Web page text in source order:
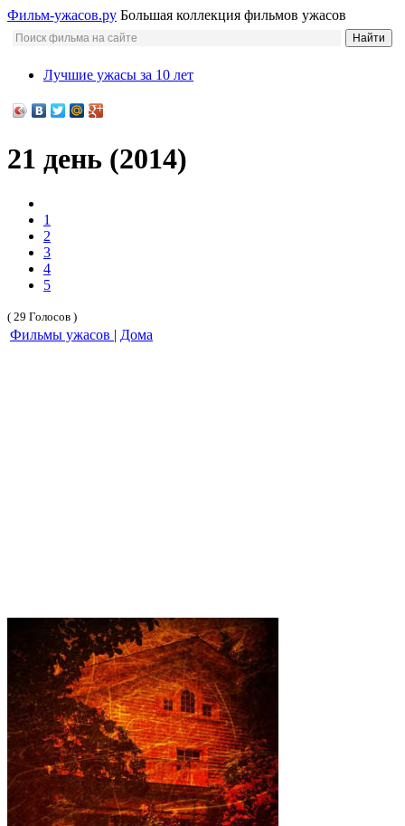
Фильм-ужасов.ру Большая коллекция фильмов ужасов
Лучшие ужасы за 10 лет
21 день (2014)
1
2
3
4
5
( 29 Голосов )
Фильмы ужасов | Дома